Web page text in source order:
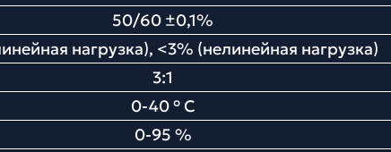
50/60 ±0,1%
нагрузка), <3% (нелинейная нагрузка)
3:1
0-40 ° С
0-95 %